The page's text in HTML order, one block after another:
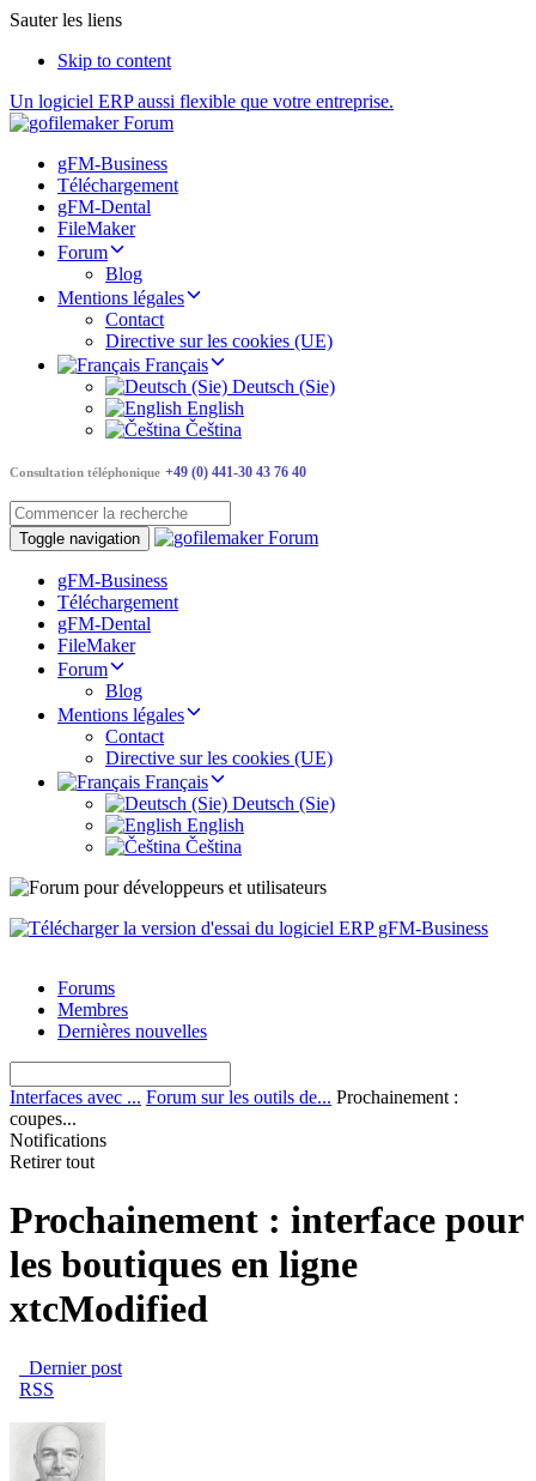
Sauter les liens
Skip to content
Un logiciel ERP aussi flexible que votre entreprise.
gFM-Business
Téléchargement
gFM-Dental
FileMaker
Forum
Blog
Mentions légales
Contact
Directive sur les cookies (UE)
Français
Deutsch (Sie)
English
Čeština
Consultation téléphonique +49 (0) 441-30 43 76 40
Toggle navigation
gFM-Business
Téléchargement
gFM-Dental
FileMaker
Forum
Blog
Mentions légales
Contact
Directive sur les cookies (UE)
Français
Deutsch (Sie)
English
Čeština
Forums
Membres
Dernières nouvelles
Interfaces avec ... Forum sur les outils de... Prochainement :
coupes...
Notifications
Retirer tout
Prochainement : interface pour
les boutiques en ligne
xtcModified
Dernier post
RSS